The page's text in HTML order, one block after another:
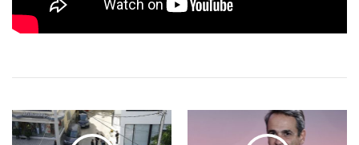
Αθλητισμός
Κύπρος
Κληρώσεις Allwyn
Οικονομική
Geek
Νέα
Αυτοκίνηση
Αφιερώματα